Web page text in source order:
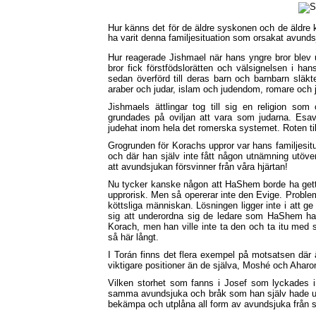
Hur känns det för de äldre syskonen och de
ha varit denna familjesituation som orsakat
Hur reagerade Jishmael när hans yngre bror
bror fick förstfödslorätten och välsignelsen i
sedan överförd till deras barn och barnbarn
araber och judar, islam och judendom, romare
Jishmaels ättlingar tog till sig en religion som
grundades på oviljan att vara som judarna.
judehat inom hela det romerska systemet. Roten
Grogrunden för Korachs uppror var hans
och där han själv inte fått någon utnämning
att avundsjukan försvinner från våra hjärtan!
Nu tycker kanske någon att HaShem borde ha
upprorisk. Men så opererar inte den Evige.
köttsliga människan. Lösningen ligger inte i att
sig att underordna sig de ledare som HaShem
Korach, men han ville inte ta den och ta itu
så här långt.
I Torán finns det flera exempel på motsatsen
viktigare positioner än de själva, Moshé och
Vilken storhet som fanns i Josef som lyckades
samma avundsjuka och bråk som han själv
bekämpa och utplåna all form av avundsjuka från